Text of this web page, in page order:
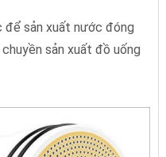
để sản xuất nước đóng
sản xuất đồ uống